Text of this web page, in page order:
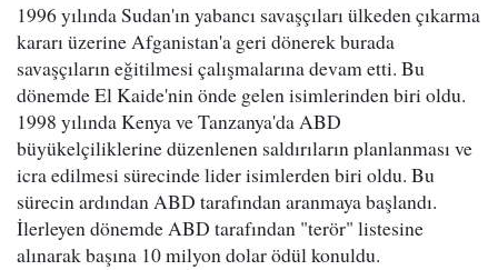
1996 yılında Sudan'ın yabancı savaşçıları ülkeden çıkarma
kararı üzerine Afganistan'a geri dönerek burada
savaşçıların eğitilmesi çalışmalarına devam etti. Bu
dönemde El Kaide'nin önde gelen isimlerinden biri oldu.
1998 yılında Kenya ve Tanzanya'da ABD
büyükelçiliklerine düzenlenen saldırıların planlanması ve
icra edilmesi sürecinde lider isimlerden biri oldu. Bu
sürecin ardından ABD tarafından aranmaya başlandı.
İlerleyen dönemde ABD tarafından "terör" listesine
alınarak başına 10 milyon dolar ödül konuldu.